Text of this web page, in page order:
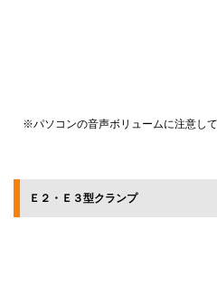
※パソコンの音声ボリュームに注意し
Ｅ２・Ｅ３型クランプ